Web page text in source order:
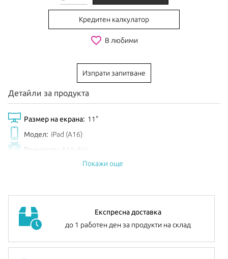
Кредитен калкулатор
favorite_border В любими
Изпрати запитване
Детайли за продукта
Размер на екрана: 11"
Модел: iPad (A16)
Процесор:
A16 chip
128GB
EAN: 195950105957
Анонсиран:
Март 2025
Допълнителна информация: можете да намерите
Покажи още
Експресна доставка
до 1 работен ден за продукти на склад